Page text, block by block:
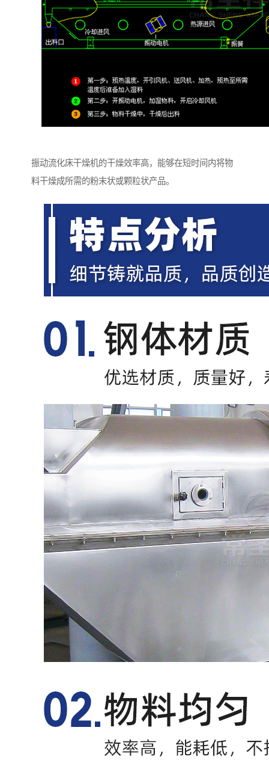
振动流化床干燥机的干燥效率高，能够在短时间内将物
料干燥成所需的粉末状或颗粒状产品。